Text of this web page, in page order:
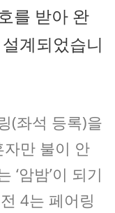
를 받아 완
설계되었습니
(좌석 등록)을
만 불이 안
‘암밤’이 되기
4는 페어링